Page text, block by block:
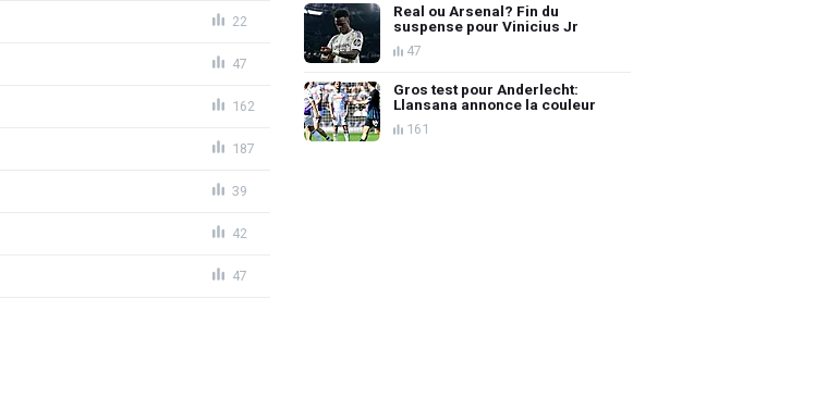
22
47
162
187
39
42
47
Real ou Arsenal? Fin du
suspense pour Vinicius Jr
47
Gros test pour Anderlecht:
Llansana annonce la couleur
161